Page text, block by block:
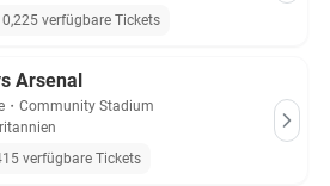
verfügbare Tickets
Arsenal
・ Community Stadium
verfügbare Tickets